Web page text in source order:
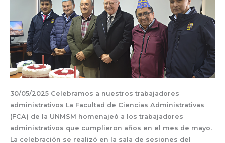
30/05/2025 Celebramos a nuestros trabajadores
administrativos La Facultad de Ciencias Administrativas
(FCA) de la UNMSM homenajeó a los trabajadores
administrativos que cumplieron años en el mes de mayo.
La celebración se realizó en la sala de sesiones del